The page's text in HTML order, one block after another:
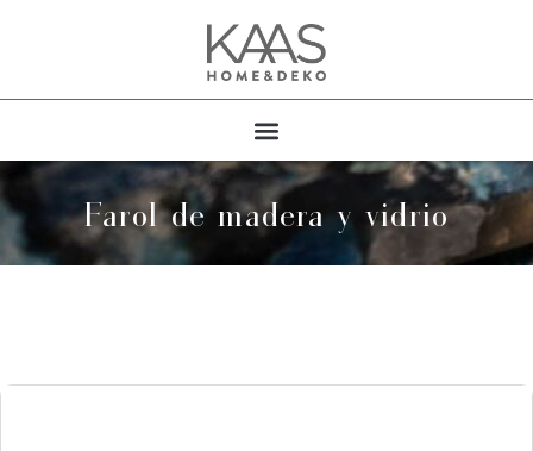
Farol de madera y vidrio